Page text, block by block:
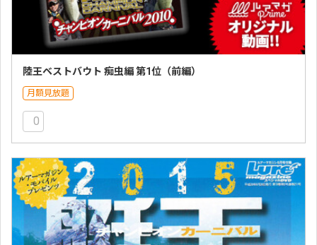
陸王ベストバウト 痴虫編 第1位（前編）
月額見放題
0